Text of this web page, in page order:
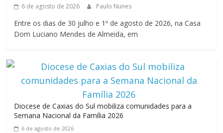
6 de agosto de 2026 Paulo Nunes
Entre os dias de 30 julho e 1º de agosto de 2026, na Casa
Dom Luciano Mendes de Almeida, em
Diocese de Caxias do Sul mobiliza comunidades para a
Semana Nacional da Família 2026
6 de agosto de 2026